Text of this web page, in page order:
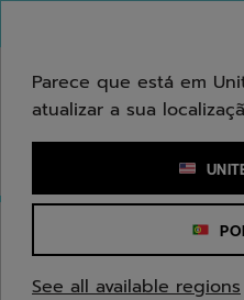
Introduzir uma palavra-
Padel Raquetes /
RAQUETES
Parece que está em
atualizar a sua
See all available regions